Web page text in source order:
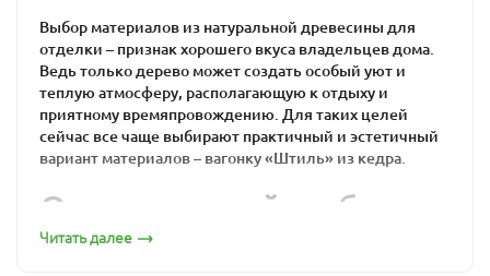
Выбор материалов из натуральной древесины для
отделки – признак хорошего вкуса владельцев дома.
Ведь только дерево может создать особый уют и
теплую атмосферу, располагающую к отдыху и
приятному времяпровождению. Для таких целей
сейчас все чаще выбирают практичный и эстетичный
вариант материалов – вагонку «Штиль» из кедра.
Оптимальный выбор
для загородного дома
Читать далее